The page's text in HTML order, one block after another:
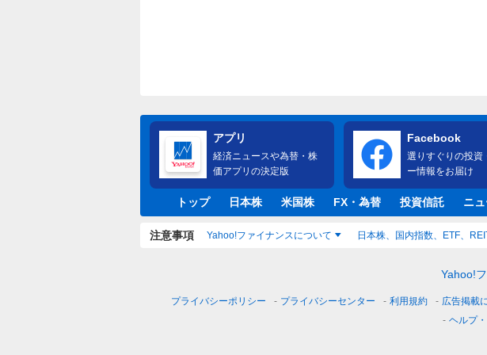
アプリ
経済ニュースや為替・株
価アプリの決定版
Facebook
選りすぐりの投資
ー情報をお届け
トップ 日本株 米国株 FX・為替 投資信託 ニ
注意事項 Yahoo!ファイナンスについて 日本株、国内指数、ETF、
Yahoo!
プライバシーポリシー プライバシーセンター 利用規約 広告掲載
ヘルプ